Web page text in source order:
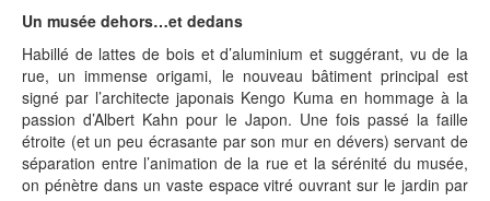
Un musée dehors…et dedans
Habillé de lattes de bois et d’aluminium et suggérant, vu de la
rue, un immense origami, le nouveau bâtiment principal est
signé par l’architecte japonais Kengo Kuma en hommage à la
passion d’Albert Kahn pour le Japon. Une fois passé la faille
étroite (et un peu écrasante par son mur en dévers) servant de
séparation entre l’animation de la rue et la sérénité du musée,
on pénètre dans un vaste espace vitré ouvrant sur le jardin par